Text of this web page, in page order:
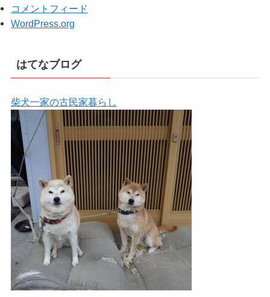
コメントフィード
WordPress.org
はてなブログ
柴犬一家の古民家暮らし